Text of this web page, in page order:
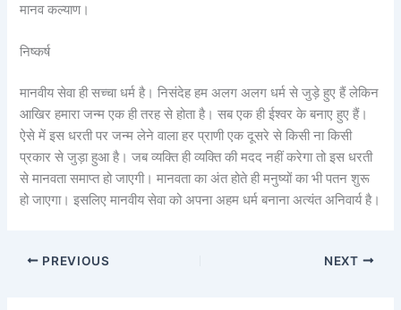
मानव कल्याण।
निष्कर्ष
मानवीय सेवा ही सच्चा धर्म है। निसंदेह हम अलग अलग धर्म से जुड़े हुए हैं लेकिन
आखिर हमारा जन्म एक ही तरह से होता है। सब एक ही ईश्वर के बनाए हुए हैं।
ऐसे में इस धरती पर जन्म लेने वाला हर प्राणी एक दूसरे से किसी ना किसी
प्रकार से जुड़ा हुआ है। जब व्यक्ति ही व्यक्ति की मदद नहीं करेगा तो इस धरती
से मानवता समाप्त हो जाएगी। मानवता का अंत होते ही मनुष्यों का भी पतन शुरू
हो जाएगा। इसलिए मानवीय सेवा को अपना अहम धर्म बनाना अत्यंत अनिवार्य है।
PREVIOUS NEXT